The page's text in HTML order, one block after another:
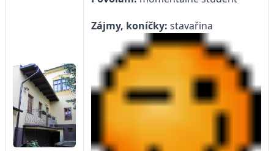
Zájmy, koníčky: stavařina